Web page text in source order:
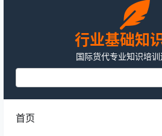
行业基础知
国际货代专业知识培
首页